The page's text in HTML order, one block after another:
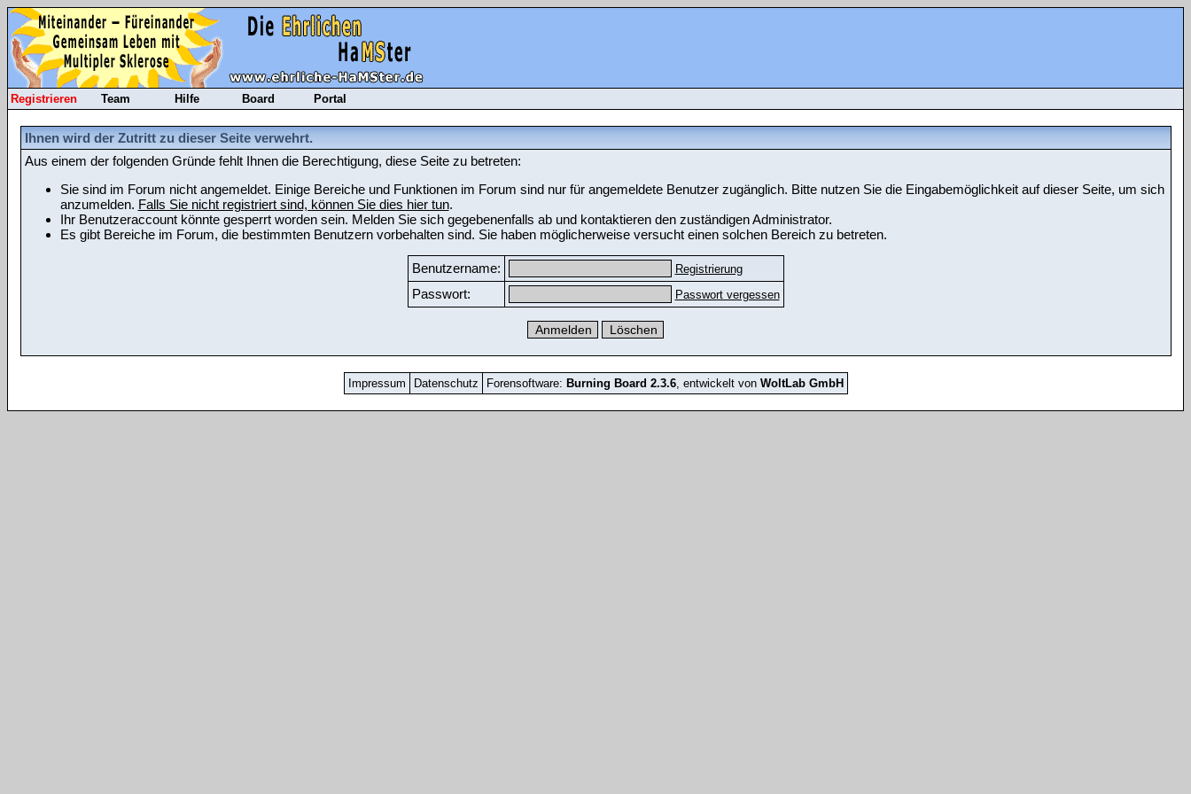
Registrieren Team Hilfe Board Portal
Ihnen wird der Zutritt zu dieser Seite verwehrt.
Aus einem der folgenden Gründe fehlt Ihnen die Berechtigung, diese Seite zu betreten:
Sie sind im Forum nicht angemeldet. Einige Bereiche und Funktionen im Forum sind nur für angemeldete Benutzer zugänglich. Bitte nutzen Sie die Eingabemöglichkeit auf dieser Seite, um sich
anzumelden. Falls Sie nicht registriert sind, können Sie dies hier tun.
Ihr Benutzeraccount könnte gesperrt worden sein. Melden Sie sich gegebenenfalls ab und kontaktieren den zuständigen Administrator.
Es gibt Bereiche im Forum, die bestimmten Benutzern vorbehalten sind. Sie haben möglicherweise versucht einen solchen Bereich zu betreten.
Benutzername: Registrierung
Passwort: Passwort vergessen
Impressum Datenschutz Forensoftware: Burning Board 2.3.6, entwickelt von WoltLab GmbH